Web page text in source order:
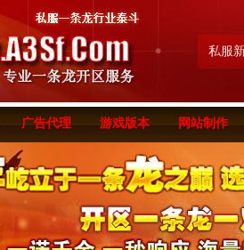
私服
广告代理 游戏版本 网站制作